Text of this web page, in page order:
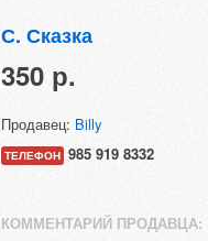
С. Сказка
350 р.
Продавец: Billy
ТЕЛЕФОН 985 919 8332
КОММЕНТАРИЙ ПРОДАВЦА: